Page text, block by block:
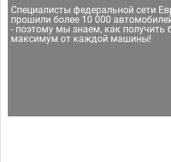
Специалисты федеральной сети
прошили более 10 000
- поэтому мы знаем, как получить
максимум от каждой машины!